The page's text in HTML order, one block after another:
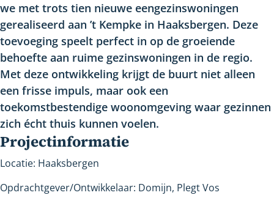
we met trots tien nieuwe eengezinswoningen
gerealiseerd aan ’t Kempke in Haaksbergen. Deze
toevoeging speelt perfect in op de groeiende
behoefte aan ruime gezinswoningen in de regio.
Met deze ontwikkeling krijgt de buurt niet alleen
een frisse impuls, maar ook een
toekomstbestendige woonomgeving waar gezinnen
zich écht thuis kunnen voelen.
Projectinformatie
Locatie: Haaksbergen
Opdrachtgever/Ontwikkelaar: Domijn, Plegt Vos